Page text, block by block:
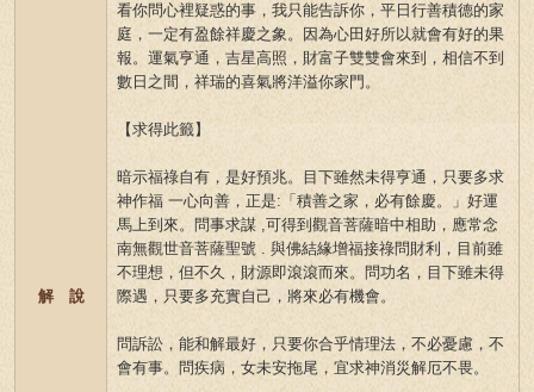
解 說
看你問心裡疑惑的事，我只能告訴你，平日行善積德的家
庭，一定有盈餘祥慶之象。因為心田好所以就會有好的果
報。運氣亨通，吉星高照，財富子雙雙會來到，相信不到
數日之間，祥瑞的喜氣將洋溢你家門。
【求得此籤】
暗示福祿自有，是好預兆。目下雖然未得亨通，只要多求
神作福 一心向善，正是:「積善之家，必有餘慶。」好運
馬上到來。問事求謀 ,可得到觀音菩薩暗中相助，應常念
南無觀世音菩薩聖號 . 與佛結緣增福接祿問財利，目前雖
不理想，但不久，財源即滾滾而來。問功名，目下雖未得
際遇，只要多充實自己，將來必有機會。
問訴訟，能和解最好，只要你合乎情理法，不必憂慮，不
會有事。問疾病，女未安拖尾，宜求神消災解厄不畏。